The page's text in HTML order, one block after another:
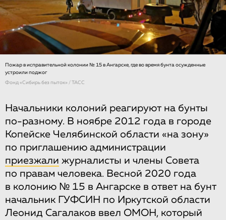
Пожар в исправительной колонии № 15 в Ангарске, где во время бунта осужденные
устроили поджог
Фонд «Сибирь без пыток» / ТАСС
Начальники колоний реагируют на бунты
по-разному. В ноябре 2012 года в городе
Копейске Челябинской области «на зону»
по приглашению администрации
приезжали журналисты и члены Совета
по правам человека. Весной 2020 года
в колонию № 15 в Ангарске в ответ на бунт
начальник ГУФСИН по Иркутской области
Леонид Сагалаков ввел ОМОН, который